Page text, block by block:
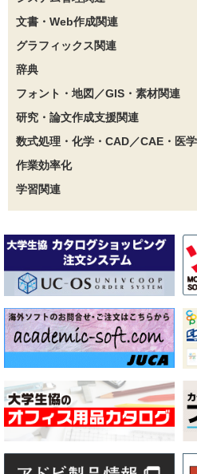
文書・Web作成関連
グラフィックス関連
辞典
フォント・地図／GIS・素材関連
研究・論文作成支援関連
数式処理・化学・CAD／CAE・医
作業効率化
学習関連